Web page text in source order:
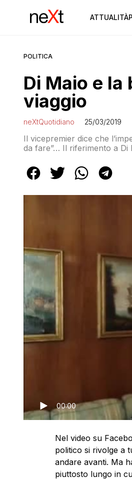
ATTUALITÀ
POLITICA
Di Maio e
viaggio
neXtQuotidiano 25/03/2019
Il vicepremier dice che
da fare”… Il riferimento a Di
00:00
Nel video su
politico si rivolge a
andare avanti. Ma
piuttosto lungo in